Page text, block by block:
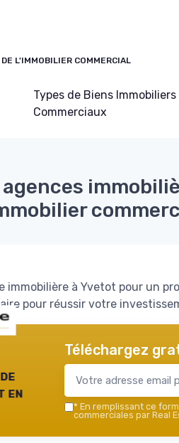
L'IMMOBILIER COMMERCIAL
Types de Biens Immobiliers
Commerciaux
immobilière à Yvetot pour un
pour réussir votre
en
Téléchargez
* En remplissant ce
commerciales par Real